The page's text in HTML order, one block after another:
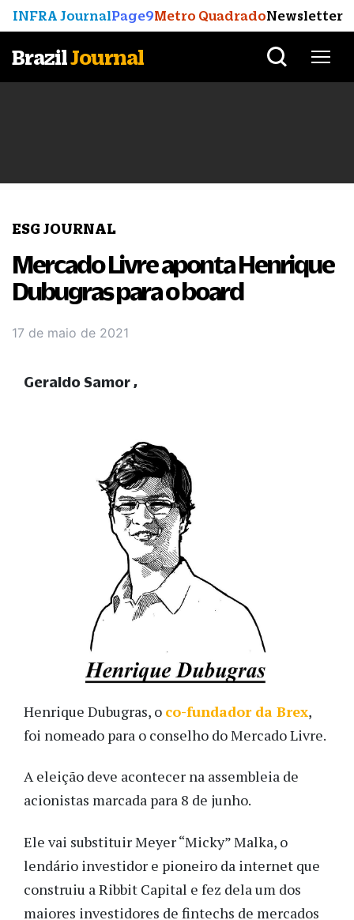
INFRA JournalPage9Metro QuadradoNewsletter
BrazilJournal
ESG JOURNAL
Mercado Livre aponta Henrique
Dubugras para o board
17 de maio de 2021
Henrique Dubugras, o co-fundador da Brex,
foi nomeado para o conselho do Mercado Livre.
A eleição deve acontecer na assembleia de
acionistas marcada para 8 de junho.
Ele vai substituir Meyer “Micky” Malka, o
lendário investidor e pioneiro da internet que
construiu a Ribbit Capital e fez dela um dos
maiores investidores de fintechs de mercados
Geraldo Samor